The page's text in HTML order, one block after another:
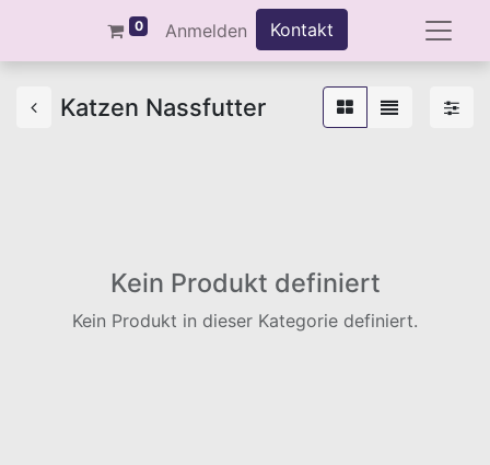
0 Anmelden Kontakt
Katzen Nassfutter
Kein Produkt definiert
Kein Produkt in dieser Kategorie definiert.